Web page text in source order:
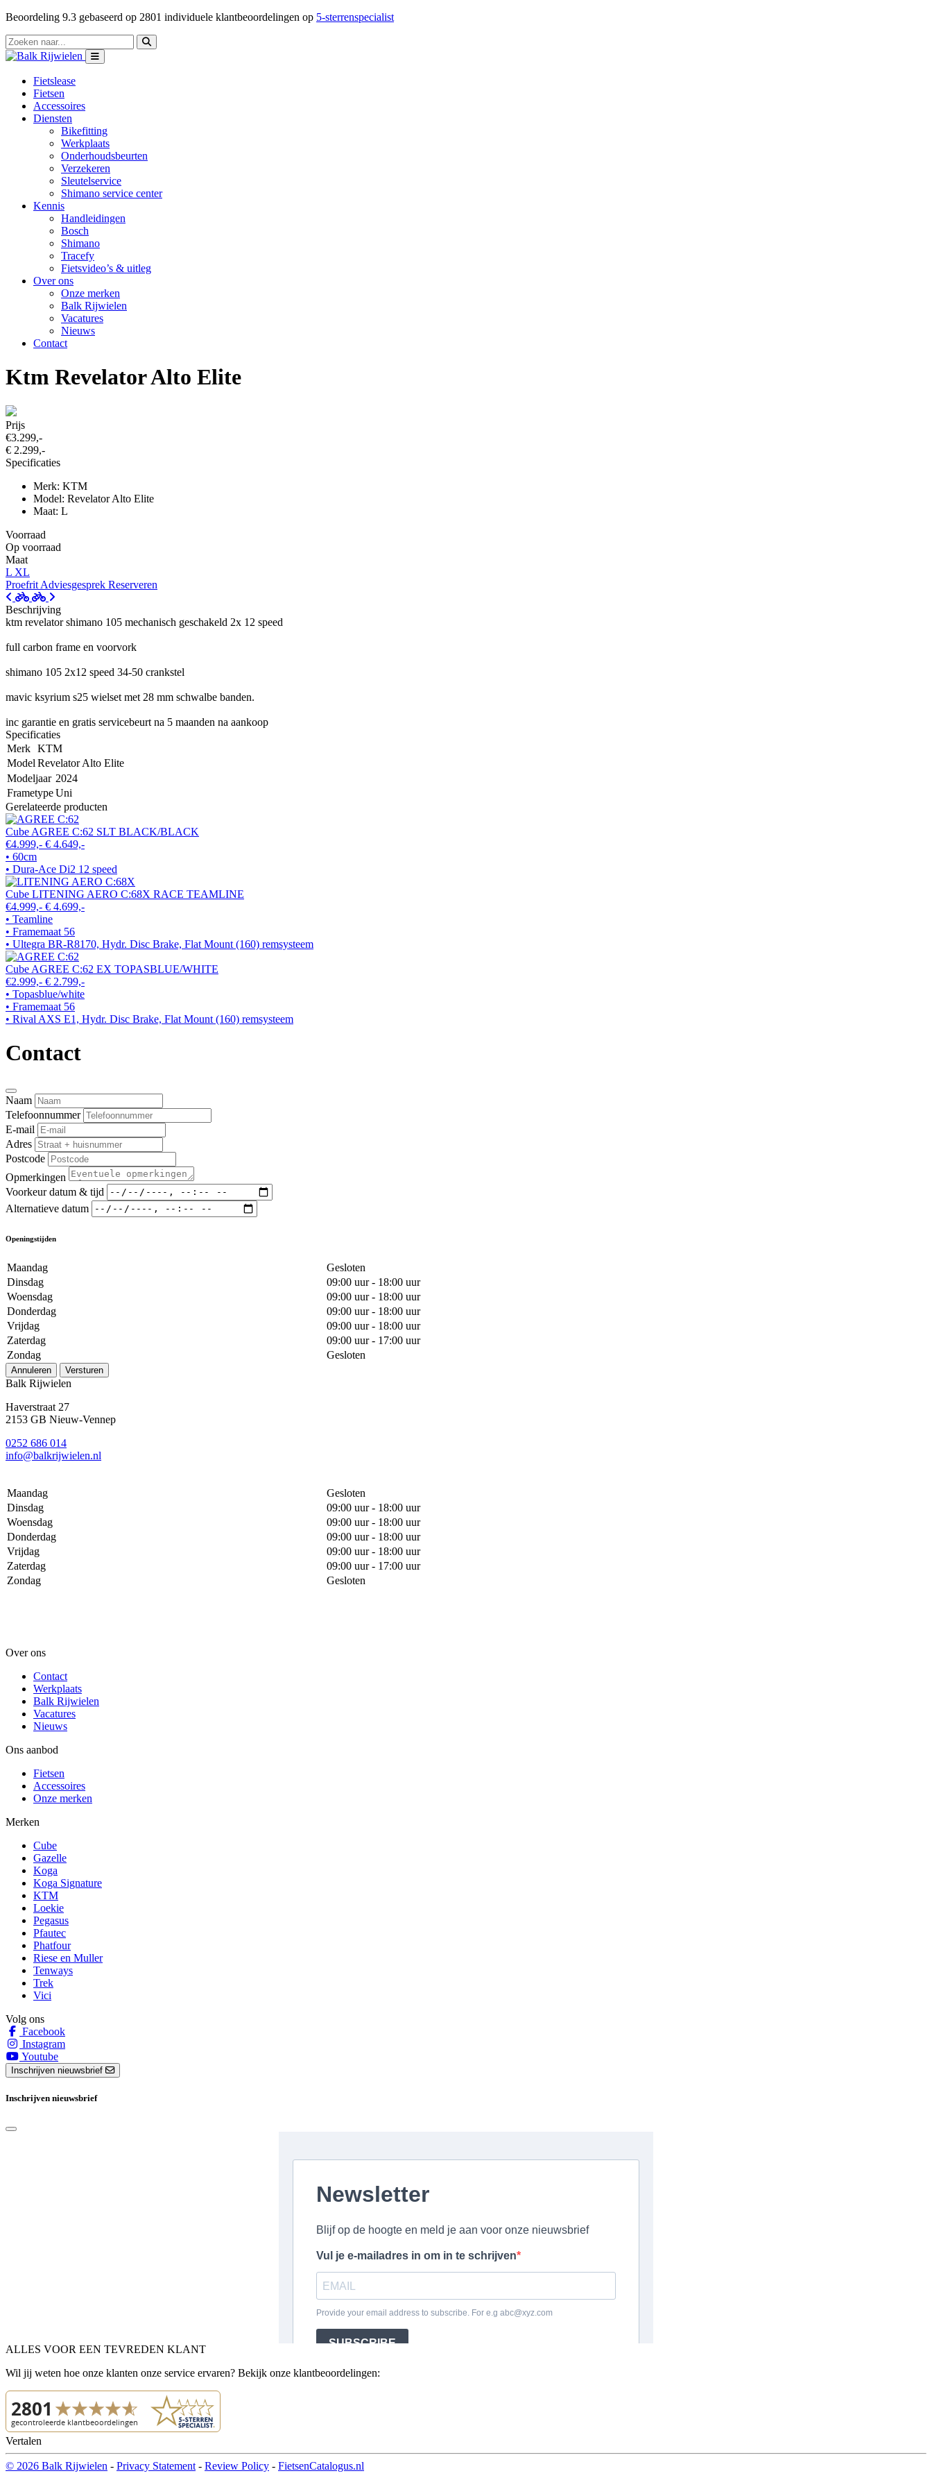
Beoordeling 9.3 gebaseerd op 2801 individuele klantbeoordelingen op 5-sterrenspecialist
Fietslease
Fietsen
Accessoires
Diensten
Bikefitting
Werkplaats
Onderhoudsbeurten
Verzekeren
Sleutelservice
Shimano service center
Kennis
Handleidingen
Bosch
Shimano
Tracefy
Fietsvideo’s & uitleg
Over ons
Onze merken
Balk Rijwielen
Vacatures
Nieuws
Contact
Ktm Revelator Alto Elite
Prijs
€3.299,-
€ 2.299,-
Specificaties
Merk: KTM
Model: Revelator Alto Elite
Maat: L
Voorraad
Op voorraad
Maat
L XL
Proefrit Adviesgesprek Reserveren
Beschrijving
ktm revelator shimano 105 mechanisch geschakeld 2x 12 speed
full carbon frame en voorvork
shimano 105 2x12 speed 34-50 crankstel
mavic ksyrium s25 wielset met 28 mm schwalbe banden.
inc garantie en gratis servicebeurt na 5 maanden na aankoop
Specificaties
Merk KTM
Model Revelator Alto Elite
Modeljaar 2024
FrametypeUni
Gerelateerde producten
Cube AGREE C:62 SLT BLACK/BLACK
€4.999,- € 4.649,-
• 60cm
• Dura-Ace Di2 12 speed
Cube LITENING AERO C:68X RACE TEAMLINE
€4.999,- € 4.699,-
• Teamline
• Framemaat 56
• Ultegra BR-R8170, Hydr. Disc Brake, Flat Mount (160) remsysteem
Cube AGREE C:62 EX TOPASBLUE/WHITE
€2.999,- € 2.799,-
• Topasblue/white
• Framemaat 56
• Rival AXS E1, Hydr. Disc Brake, Flat Mount (160) remsysteem
Contact
Naam
Telefoonnummer
E-mail
Adres
Postcode
Opmerkingen
Voorkeur datum & tijd
Alternatieve datum
Openingstijden
Maandag
Gesloten
Dinsdag
09:00 uur - 18:00 uur
Woensdag
09:00 uur - 18:00 uur
Donderdag
09:00 uur - 18:00 uur
Vrijdag
09:00 uur - 18:00 uur
Zaterdag
09:00 uur - 17:00 uur
Zondag
Gesloten
Annuleren Versturen
Balk Rijwielen
Haverstraat 27
2153 GB Nieuw-Vennep
0252 686 014
info@balkrijwielen.nl
Maandag
Gesloten
Dinsdag
09:00 uur - 18:00 uur
Woensdag
09:00 uur - 18:00 uur
Donderdag
09:00 uur - 18:00 uur
Vrijdag
09:00 uur - 18:00 uur
Zaterdag
09:00 uur - 17:00 uur
Zondag
Gesloten
Over ons
Contact
Werkplaats
Balk Rijwielen
Vacatures
Nieuws
Ons aanbod
Fietsen
Accessoires
Onze merken
Merken
Cube
Gazelle
Koga
Koga Signature
KTM
Loekie
Pegasus
Pfautec
Phatfour
Riese en Muller
Tenways
Trek
Vici
Volg ons
Facebook
Instagram
Youtube
Inschrijven nieuwsbrief
Inschrijven nieuwsbrief
ALLES VOOR EEN TEVREDEN KLANT
Wil jij weten hoe onze klanten onze service ervaren? Bekijk onze klantbeoordelingen:
Vertalen
© 2026 Balk Rijwielen - Privacy Statement - Review Policy - FietsenCatalogus.nl